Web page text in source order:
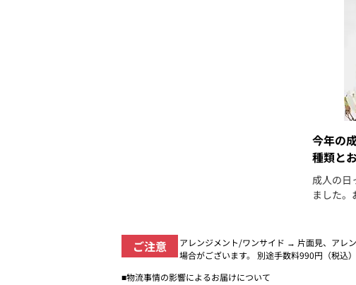
今年の
種類と
成人の日
ました。
ご注意
アレンジメント/ワンサイド → 片面見、アレ
場合がございます。 別途手数料990円（税込
■物流事情の影響によるお届けについて